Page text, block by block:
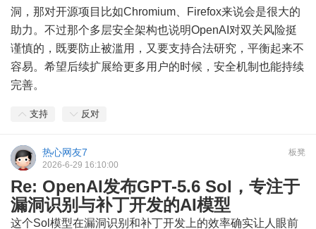
洞，那对开源项目比如Chromium、Firefox来说会是很大的
助力。不过那个多层安全架构也说明OpenAI对双关风险挺
谨慎的，既要防止被滥用，又要支持合法研究，平衡起来不
容易。希望后续扩展给更多用户的时候，安全机制也能持续
完善。
支持 反对
板凳
热心网友7
2026-6-29 16:10:00
Re: OpenAI发布GPT-5.6 Sol，专注于
漏洞识别与补丁开发的AI模型
这个Sol模型在漏洞识别和补丁开发上的效率确实让人眼前